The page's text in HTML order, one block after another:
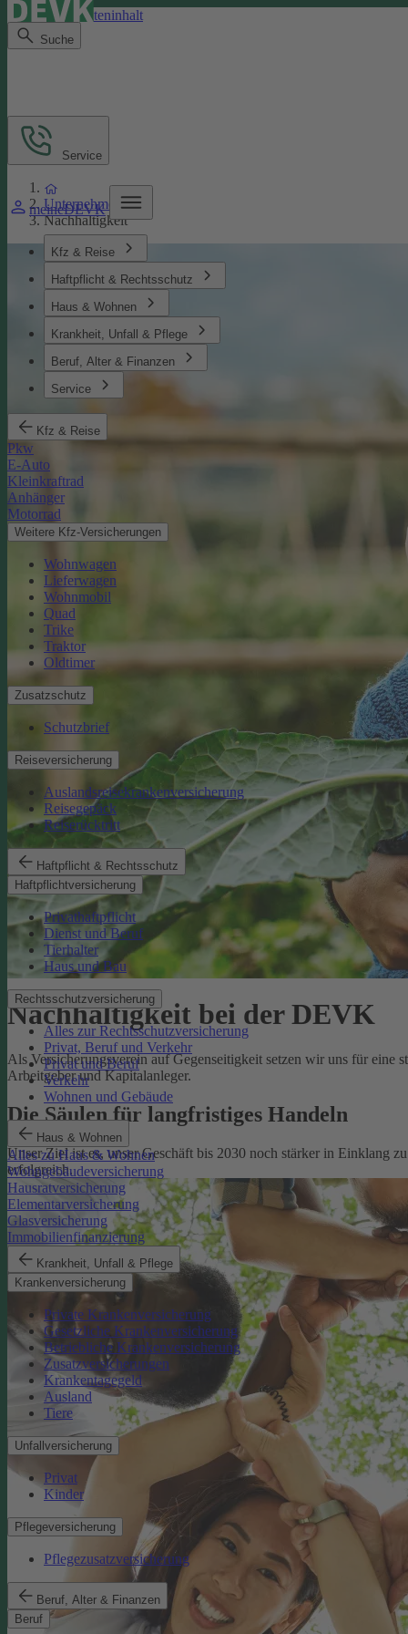
Direkt zum Seiteninhalt
Suche
meineDEVK
Kfz & Reise
Haftpflicht & Rechtsschutz
Haus & Wohnen
Krankheit, Unfall & Pflege
Beruf, Alter & Finanzen
Service
Kfz & Reise
Pkw
E-Auto
Kleinkraftrad
Anhänger
Motorrad
Weitere Kfz-Versicherungen
Wohnwagen
Lieferwagen
Wohnmobil
Quad
Trike
Traktor
Oldtimer
Zusatzschutz
Schutzbrief
Reiseversicherung
Auslandsreisekrankenversicherung
Reisegepäck
Reiserücktritt
Haftpflicht & Rechtsschutz
Haftpflichtversicherung
Privathaftpflicht
Dienst und Beruf
Tierhalter
Haus und Bau
Rechtsschutzversicherung
Alles zur Rechtsschutzversicherung
Privat, Beruf und Verkehr
Privat und Beruf
Verkehr
Wohnen und Gebäude
Haus & Wohnen
Alles zu Haus & Wohnen
Wohngebäudeversicherung
Hausratversicherung
Elementarversicherung
Glasversicherung
Immobilienfinanzierung
Krankheit, Unfall & Pflege
Krankenversicherung
Private Krankenversicherung
Gesetzliche Krankenversicherung
Betriebliche Krankenversicherung
Zusatzversicherungen
Krankentagegeld
Ausland
Tiere
Unfallversicherung
Privat
Kinder
Pflegeversicherung
Pflegezusatzversicherung
Beruf, Alter & Finanzen
Beruf
Service
Unternehmen
Nachhaltigkeit
Nachhaltigkeit bei der DEVK
Als Versicherungsverein auf Gegenseitigkeit setzen wir uns für eine
Arbeitgeber und Kapitalanleger.
Die Säulen für langfristiges Handeln
Unser Ziel ist es, unser Geschäft bis 2030 noch stärker in Einklang
erfolgreich.